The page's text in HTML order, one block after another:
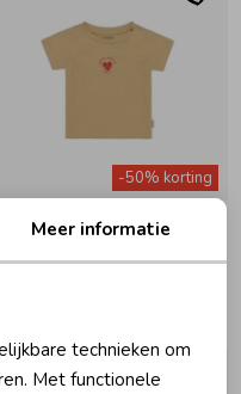
-50% korting
NoppiesMeer informatie
technieken om
Met functionele